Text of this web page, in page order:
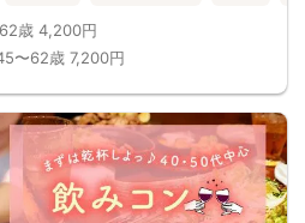
歳 4,200円
〜62歳 7,200円